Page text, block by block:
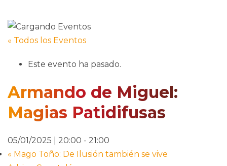
« Todos los Eventos
Este evento ha pasado.
Armando de Miguel:
Magias Patidifusas
05/01/2025 | 20:00 - 21:00
« Mago Toño: De Ilusión también se vive